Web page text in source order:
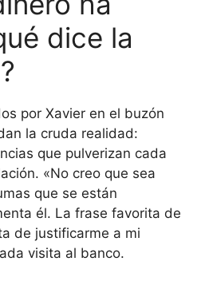
dice la
por Xavier en el buzón
la cruda realidad:
que pulverizan cada
«No creo que sea
que se están
él. La frase favorita de
de justificarme a mi
visita al banco.